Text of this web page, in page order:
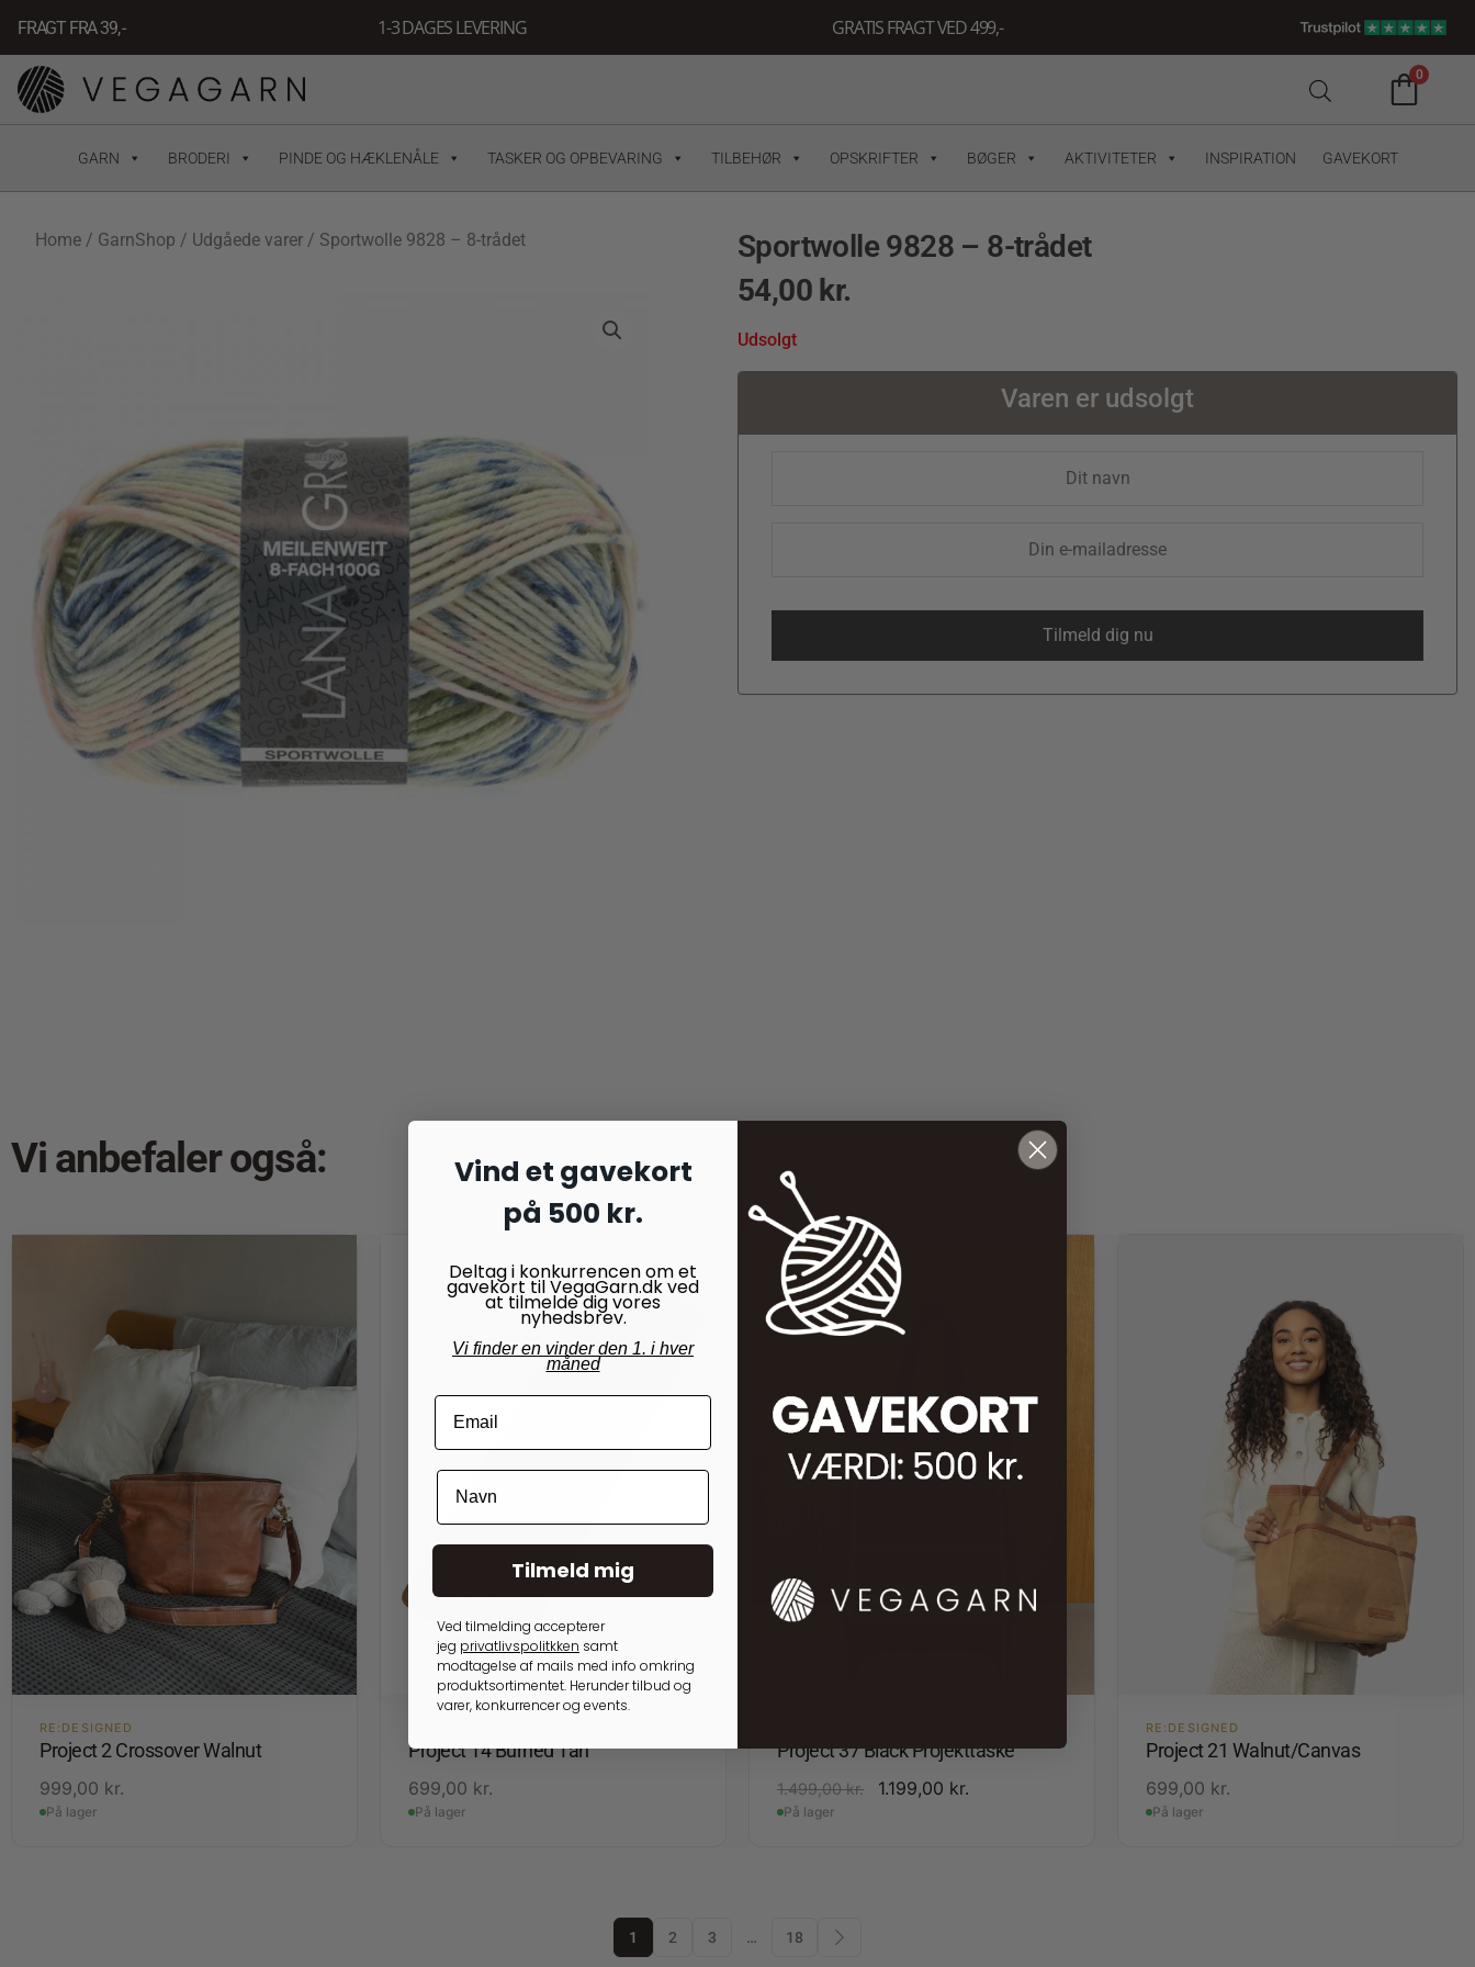
indholdet
FRAGT FRA 39, - 1-3 DAGES LEVERING GRATIS FRAGT VED 499,-
0
GARN BRODERI PINDE OG HÆKLENÅLE TASKER OG OPBEVARING TILBEHØR OPSKRIFTER BØGER AKTIVITETER INSPIRATION GAVEKORT
Home / GarnShop / Udgåede varer / Sportwolle 9828 – 8-trådet
Sportwolle 9828 – 8-trådet
54,00 kr.
Udsolgt
Varen er udsolgt
Vi anbefaler også:
RE:DESIGNED
Project 2 Crossover Walnut
999,00 kr.
På lager
Project 14 Burned Tan
699,00 kr.
På lager
Project 37 Black Projekttaske
1.499,00kr. 1.199,00 kr.
På lager
RE:DESIGNED
Project 21 Walnut/Canvas
699,00 kr.
På lager
1 2 3 … 18
Vind et gavekort
på 500 kr.
Deltag i konkurrencen om et
gavekort til VegaGarn.dk ved
at tilmelde dig vores
nyhedsbrev.
Vi finder en vinder den 1. i hver
måned
Tilmeld mig
Ved tilmelding accepterer
jeg privatlivspolitkken samt
modtagelse af mails med info omkring
produktsortimentet. Herunder tilbud og
varer, konkurrencer og events.